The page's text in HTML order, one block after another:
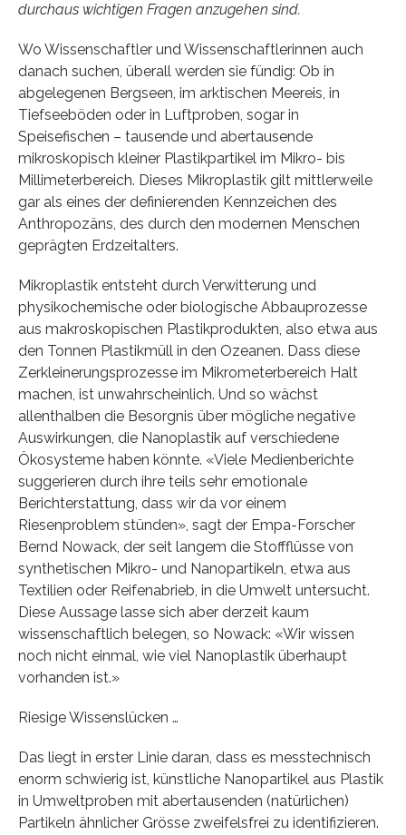
durchaus wichtigen Fragen anzugehen sind.
Wo Wissenschaftler und Wissenschaftlerinnen auch
danach suchen, überall werden sie fündig: Ob in
abgelegenen Bergseen, im arktischen Meereis, in
Tiefseeböden oder in Luftproben, sogar in
Speisefischen – tausende und abertausende
mikroskopisch kleiner Plastikpartikel im Mikro- bis
Millimeterbereich. Dieses Mikroplastik gilt mittlerweile
gar als eines der definierenden Kennzeichen des
Anthropozäns, des durch den modernen Menschen
geprägten Erdzeitalters.
Mikroplastik entsteht durch Verwitterung und
physikochemische oder biologische Abbauprozesse
aus makroskopischen Plastikprodukten, also etwa aus
den Tonnen Plastikmüll in den Ozeanen. Dass diese
Zerkleinerungsprozesse im Mikrometerbereich Halt
machen, ist unwahrscheinlich. Und so wächst
allenthalben die Besorgnis über mögliche negative
Auswirkungen, die Nanoplastik auf verschiedene
Ökosysteme haben könnte. «Viele Medienberichte
suggerieren durch ihre teils sehr emotionale
Berichterstattung, dass wir da vor einem
Riesenproblem stünden», sagt der Empa-Forscher
Bernd Nowack, der seit langem die Stoffflüsse von
synthetischen Mikro- und Nanopartikeln, etwa aus
Textilien oder Reifenabrieb, in die Umwelt untersucht.
Diese Aussage lasse sich aber derzeit kaum
wissenschaftlich belegen, so Nowack: «Wir wissen
noch nicht einmal, wie viel Nanoplastik überhaupt
vorhanden ist.»
Riesige Wissenslücken …
Das liegt in erster Linie daran, dass es messtechnisch
enorm schwierig ist, künstliche Nanopartikel aus Plastik
in Umweltproben mit abertausenden (natürlichen)
Partikeln ähnlicher Grösse zweifelsfrei zu identifizieren.